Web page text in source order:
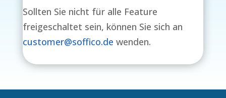
Sollten Sie nicht für alle Feature
freigeschaltet sein, können Sie sich an
customer@soffico.de wenden.